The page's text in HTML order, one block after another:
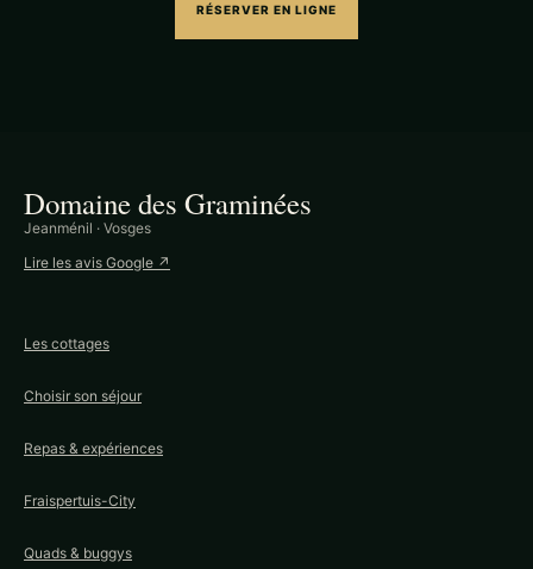
RÉSERVER EN LIGNE
Domaine des Graminées
Jeanménil · Vosges
Lire les avis Google ↗
Les cottages
Choisir son séjour
Repas & expériences
Fraispertuis-City
Quads & buggys